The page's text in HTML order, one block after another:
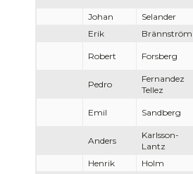
Johan
Selander
Erik
Brännström
Robert Forsberg
Pedro
Fernandez
Tellez
Emil Sandberg
Anders
Karlsson-
Lantz
Henrik Holm